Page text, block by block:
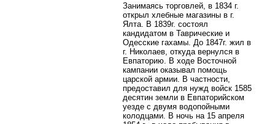
Занимаясь торговлей, в 1834 г.
открыл хлебные магазины в г.
Ялта. В 1839г. состоял
кандидатом в Таврические и
Одесские гахамы. До 1847г. жил в
г. Николаев, откуда вернулся в
Евпаторию. В ходе Восточной
кампании оказывал помощь
царской армии. В частности,
предоставил для нужд войск 1585
десятин земли в Евпаторийском
уезде с двумя водопойными
колодцами. В ночь на 15 апреля